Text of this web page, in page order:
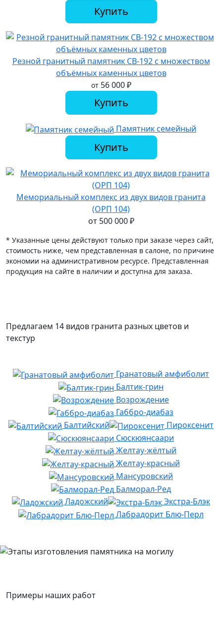
Купить
Резной гранитный памятник СВ-192 с множеством
объёмных каменных цветов
от 56 000₽
Купить
Памятник семейный
Купить
Мемориальный комплекс из двух видов гранита
(ОРП 104)
от 500 000₽
* Указанные цены действуют только при заказе через сайт,
стоимость ниже, чем представленная в салоне, по причине
экономии на административном ресурсе. Представленная
продукция на сайте в наличии и доступна для заказа.
Предлагаем 14 видов гранита разных цветов и
текстур
Гранатовый амфиболит
Балтик-грин
Возрождение
Габбро-диабаз
Балтийский
Пироксенит
Сюскюянсаари
Желтау-жёлтый
Желтау-красный
Мансуровский
Балморал-Ред
Ладожский
Экстра-Блэк
Лабрадорит Блю-Перл
Примеры наших работ